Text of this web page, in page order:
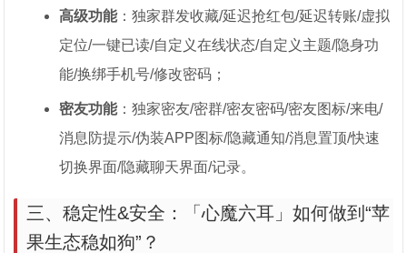
高级功能：独家群发收藏/延迟抢红包/延迟转账/虚拟
定位/一键已读/自定义在线状态/自定义主题/隐身功
能/换绑手机号/修改密码；
密友功能：独家密友/密群/密友密码/密友图标/来电/
消息防提示/伪装APP图标/隐藏通知/消息置顶/快速
切换界面/隐藏聊天界面/记录。
三、稳定性&安全：「心魔六耳」如何做到“苹
果生态稳如狗”？